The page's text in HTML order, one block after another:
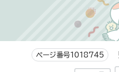
ページ番号1018745